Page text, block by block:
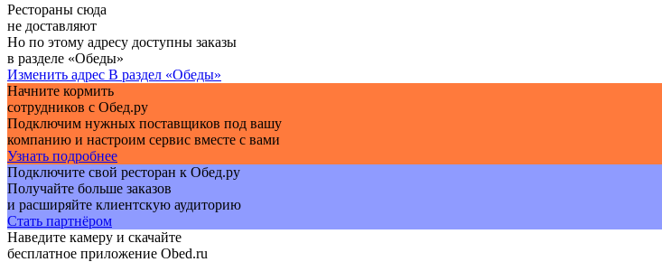
Рестораны сюда
не доставляют
Но по этому адресу доступны заказы
в разделе «Обеды»
Изменить адрес В раздел «Обеды»
Начните кормить
сотрудников с Обед.ру
Подключим нужных поставщиков под вашу
компанию и настроим сервис вместе с вами
Узнать подробнее
Подключите свой ресторан к Обед.ру
Получайте больше заказов
и расширяйте клиентскую аудиторию
Стать партнёром
Наведите камеру и скачайте
бесплатное приложение Obed.ru